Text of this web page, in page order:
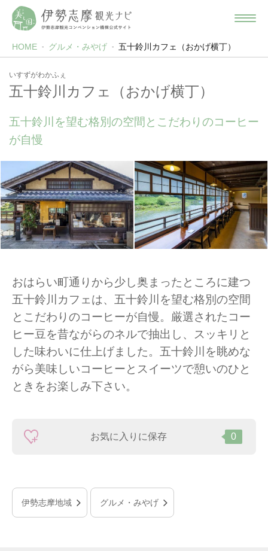
HOME グルメ・みやげ 五十鈴川カフェ（おかげ横丁）
いすずがわかふぇ
五十鈴川カフェ（おかげ横丁）
五十鈴川を望む格別の空間とこだわりのコーヒー
が自慢
おはらい町通りから少し奥まったところに建つ
五十鈴川カフェは、五十鈴川を望む格別の空間
とこだわりのコーヒーが自慢。厳選されたコー
ヒー豆を昔ながらのネルで抽出し、スッキリと
した味わいに仕上げました。五十鈴川を眺めな
がら美味しいコーヒーとスイーツで憩いのひと
ときをお楽しみ下さい。
お気に入りに保存 0
伊勢志摩地域 グルメ・みやげ